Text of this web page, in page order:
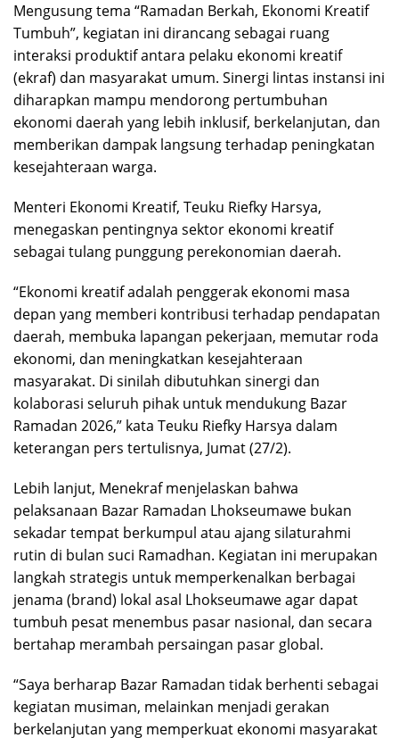
Mengusung tema “Ramadan Berkah, Ekonomi Kreatif
Tumbuh”, kegiatan ini dirancang sebagai ruang
interaksi produktif antara pelaku ekonomi kreatif
(ekraf) dan masyarakat umum. Sinergi lintas instansi ini
diharapkan mampu mendorong pertumbuhan
ekonomi daerah yang lebih inklusif, berkelanjutan, dan
memberikan dampak langsung terhadap peningkatan
kesejahteraan warga.
Menteri Ekonomi Kreatif, Teuku Riefky Harsya,
menegaskan pentingnya sektor ekonomi kreatif
sebagai tulang punggung perekonomian daerah.
“Ekonomi kreatif adalah penggerak ekonomi masa
depan yang memberi kontribusi terhadap pendapatan
daerah, membuka lapangan pekerjaan, memutar roda
ekonomi, dan meningkatkan kesejahteraan
masyarakat. Di sinilah dibutuhkan sinergi dan
kolaborasi seluruh pihak untuk mendukung Bazar
Ramadan 2026,” kata Teuku Riefky Harsya dalam
keterangan pers tertulisnya, Jumat (27/2).
Lebih lanjut, Menekraf menjelaskan bahwa
pelaksanaan Bazar Ramadan Lhokseumawe bukan
sekadar tempat berkumpul atau ajang silaturahmi
rutin di bulan suci Ramadhan. Kegiatan ini merupakan
langkah strategis untuk memperkenalkan berbagai
jenama (brand) lokal asal Lhokseumawe agar dapat
tumbuh pesat menembus pasar nasional, dan secara
bertahap merambah persaingan pasar global.
“Saya berharap Bazar Ramadan tidak berhenti sebagai
kegiatan musiman, melainkan menjadi gerakan
berkelanjutan yang memperkuat ekonomi masyarakat